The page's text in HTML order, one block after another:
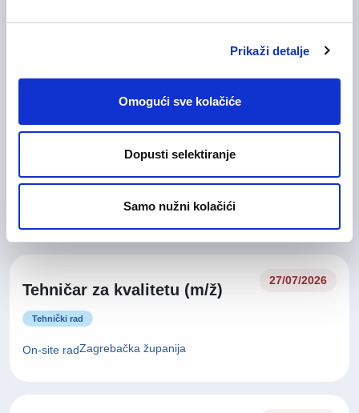
Prikaži detalje
Omogući sve kolačiće
Dopusti selektiranje
Samo nužni kolačići
Glavna medicinska sestra (m/
28/07/2026
Medicinska i zdravstvena njega
Zagrebačka županija
Tehničar za kvalitetu (m/ž)
27/07/2026
Tehnički rad
On-site radZagrebačka županija